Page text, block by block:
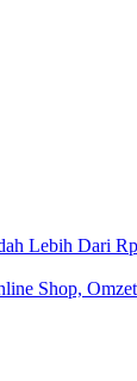
Lebih Dari
Shop,